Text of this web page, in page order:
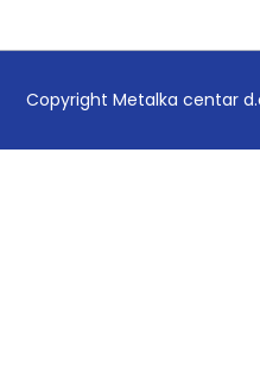
Copyright Metalka centar